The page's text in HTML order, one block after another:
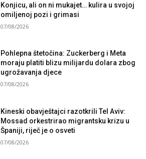
Konjicu, ali on ni mukajet… kulira u svojoj
omiljenoj pozi i grimasi
07/08/2026
Pohlepna štetočina: Zuckerberg i Meta
moraju platiti blizu milijardu dolara zbog
ugrožavanja djece
07/08/2026
Kineski obavještajci razotkrili Tel Aviv:
Mossad orkestrirao migrantsku krizu u
Španiji, riječ je o osveti
07/08/2026